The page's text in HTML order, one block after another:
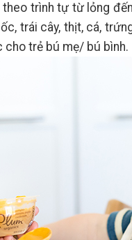
trình tự từ lỏng
trái cây, thịt, cá,
cho trẻ bú mẹ/ bú bình.